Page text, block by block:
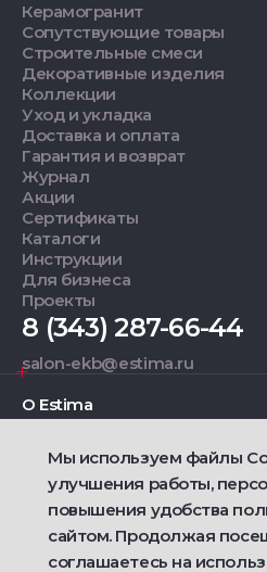
Керамогранит
Сопутствующие товары
Строительные смеси
Декоративные изделия
Коллекции
Уход и укладка
Доставка и оплата
Гарантия и возврат
Журнал
Акции
Сертификаты
Каталоги
Инструкции
Для бизнеса
Проекты
8 (343) 287-66-44
salon-ekb@estima.ru
О Estima
Дизайнерам
Фирменные салоны
2021 — 2026 © Estima
Мы используем файлы
улучшения работы,
повышения удобства
сайтом. Продолжая
соглашаетесь на